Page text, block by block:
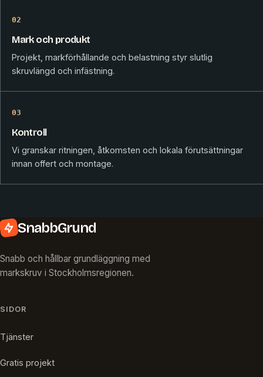
02
Mark och produkt
Projekt, markförhållande och belastning styr slutlig
skruvlängd och infästning.
03
Kontroll
Vi granskar ritningen, åtkomsten och lokala förutsättningar
innan offert och montage.
SnabbGrund
Snabb och hållbar grundläggning med
markskruv i Stockholmsregionen.
SIDOR
Tjänster
Gratis projekt